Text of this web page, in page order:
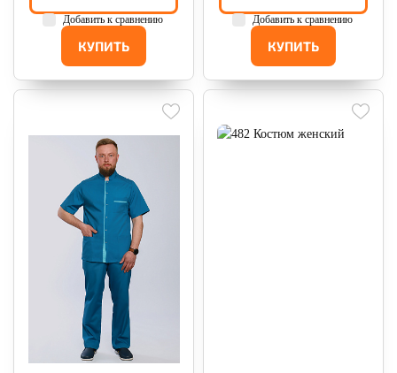
КУПИТЬ
Добавить к сравнению
КУПИТЬ
Добавить к сравнению